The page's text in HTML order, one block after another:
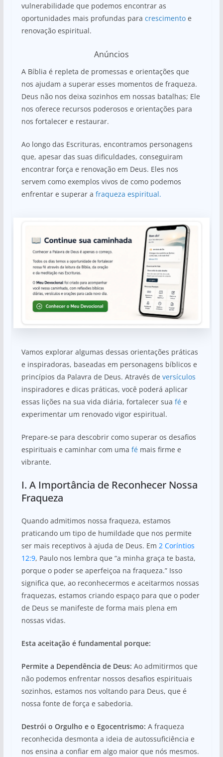
vulnerabilidade que podemos encontrar as
oportunidades mais profundas para crescimentoe
renovação espiritual.
Anúncios
A Bíblia é repleta de promessas e orientações que
nos ajudam a superar esses momentos de fraqueza.
Deus não nos deixa sozinhos em nossas batalhas; Ele
nos oferece recursos poderosos e orientações para
nos fortalecer e restaurar.
Ao longo das Escrituras, encontramos personagens
que, apesar das suas dificuldades, conseguiram
encontrar força e renovação em Deus. Eles nos
servem como exemplos vivos de como podemos
enfrentar e superar a fraqueza espiritual.
Vamos explorar algumas dessas orientações práticas
e inspiradoras, baseadas em personagens bíblicos e
princípios da Palavra de Deus. Através de versículos
inspiradores e dicas práticas, você poderá aplicar
essas lições na sua vida diária, fortalecer sua fée
experimentar um renovado vigor espiritual.
Prepare-se para descobrir como superar os desafios
espirituais e caminhar com uma fémais firme e
vibrante.
I. A Importância de Reconhecer Nossa
Fraqueza
Quando admitimos nossa fraqueza, estamos
praticando um tipo de humildade que nos permite
ser mais receptivos à ajuda de Deus. Em 2 Coríntios
12:9, Paulo nos lembra que “a minha graça te basta,
porque o poder se aperfeiçoa na fraqueza.” Isso
significa que, ao reconhecermos e aceitarmos nossas
fraquezas, estamos criando espaço para que o poder
de Deus se manifeste de forma mais plena em
nossas vidas.
Esta aceitação é fundamental porque:
Permite a Dependência de Deus: Ao admitirmos que
não podemos enfrentar nossos desafios espirituais
sozinhos, estamos nos voltando para Deus, que é
nossa fonte de força e sabedoria.
Destrói o Orgulho e o Egocentrismo: A fraqueza
reconhecida desmonta a ideia de autossuficiência e
nos ensina a confiar em algo maior que nós mesmos.